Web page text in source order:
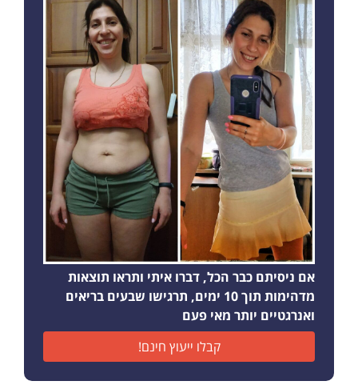
אם ניסיתם כבר הכל, דברו איתי ותראו תוצאות
מדהימות תוך 10 ימים, תרגישו שבעים בריאים
ואנרגטיים יותר מאי פעם
קבלו ייעוץ חינם!